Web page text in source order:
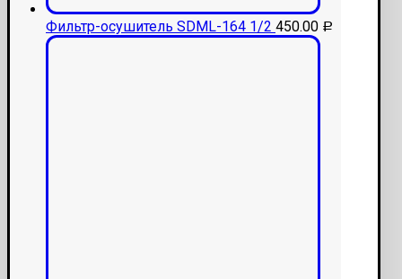
Фильтр-осушитель SDML-164 1/2 450.00 Р